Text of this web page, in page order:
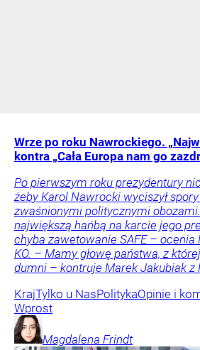
Wrze po roku Nawrockiego.
kontra „Cała Europa nam go
Po pierwszym roku prezydentury
żeby Karol Nawrocki wyciszył
zwaśnionymi politycznymi
największą hańbą na karcie jego
chyba zawetowanie SAFE – ocenia
KO. – Mamy głowę państwa, z
dumni – kontruje Marek Jakubiak z
KrajTylko u NasPolitykaOpinie i
Wprost
Magdalena Frindt